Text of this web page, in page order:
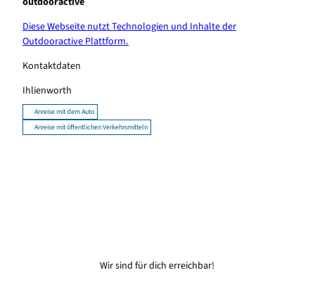
Diese Webseite nutzt Technologien und Inhalte der
Outdooractive Plattform.
Kontaktdaten
Ihlienworth
Anreise mit dem Auto
Anreise mit öffentlichen Verkehrsmitteln
Wir sind für dich erreichbar!